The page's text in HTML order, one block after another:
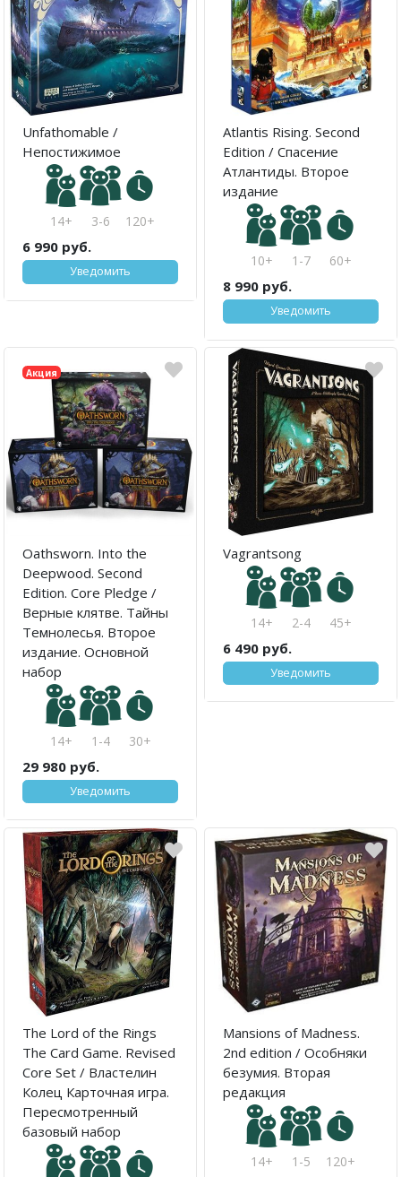
Unfathomable /
Непостижимое
14+ 3-6 120+
6 990 руб.
Уведомить
Atlantis Rising. Second
Edition / Спасение
Атлантиды. Второе
издание
10+ 1-7 60+
8 990 руб.
Уведомить
Акция
Oathsworn. Into the
Deepwood. Second
Edition. Core Pledge /
Верные клятве. Тайны
Темнолесья. Второе
издание. Основной
набор
14+ 1-4 30+
29 980 руб.
Уведомить
Vagrantsong
14+ 2-4 45+
6 490 руб.
Уведомить
The Lord of the Rings
The Card Game. Revised
Core Set / Властелин
Колец Карточная игра.
Пересмотренный
базовый набор
Mansions of Madness.
2nd edition / Особняки
безумия. Вторая
редакция
14+ 1-5 120+